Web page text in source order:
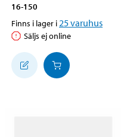
16-150
Finns i lager i 25varuhus
Säljs ej online